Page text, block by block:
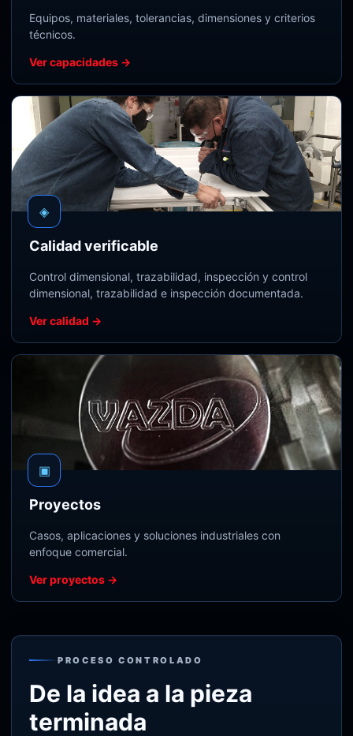
Equipos, materiales, tolerancias, dimensiones y criterios
técnicos.
Ver capacidades →
◈
Calidad verificable
Control dimensional, trazabilidad, inspección y control
dimensional, trazabilidad e inspección documentada.
Ver calidad →
▣
Proyectos
Casos, aplicaciones y soluciones industriales con
enfoque comercial.
Ver proyectos →
PROCESO CONTROLADO
De la idea a la pieza
terminada